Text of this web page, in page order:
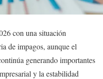
con una situación
de impagos, aunque el
generando importantes
y la estabilidad